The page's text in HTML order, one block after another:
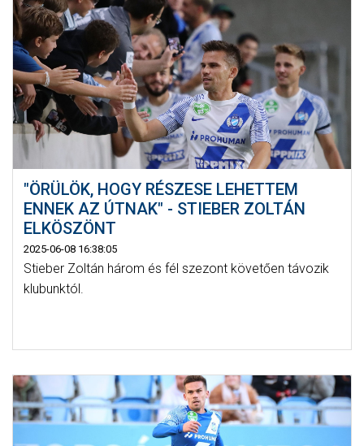
KLUB
GALÉRIA
SZURKOLÓI ÉLMÉNYEK
AKKREDITÁCIÓ
"ÖRÜLÖK, HOGY RÉSZESE LEHETTEM
ENNEK AZ ÚTNAK" - STIEBER ZOLTÁN
ELKÖSZÖNT
2025-06-08 16:38:05
Stieber Zoltán három és fél szezont követően távozik
klubunktól.